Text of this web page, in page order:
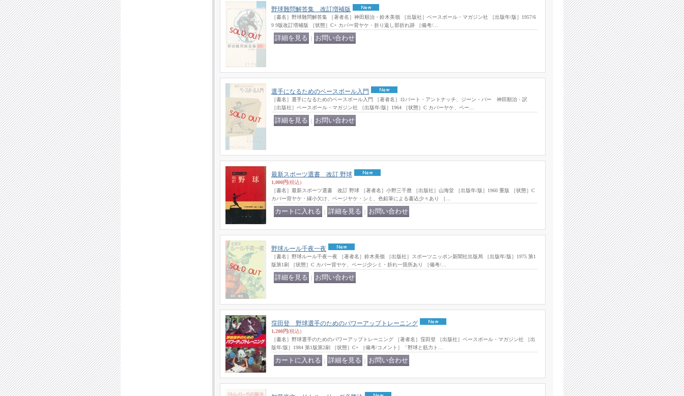
野球難問解答集 改訂増補版
［書名］野球難問解答集 ［著者名］神田順治・鈴木美嶺 ［出版社］ベースボール・マガジン社 ［出版年/版］1957/6
9 9版改訂増補版 ［状態］C+ カバー背ヤケ・折り返し部折れ跡 ［備考/…
選手になるためのベースボール入門
［書名］選手になるためのベースボール入門 ［著者名］ロバート・アントナッチ、ジーン・バー 神田順治・訳
［出版社］ベースボール・マガジン社 ［出版年/版］1964 ［状態］C カバーヤケ、ペー…
最新スポーツ選書 改訂 野球
1,000円(税込)
［書名］最新スポーツ選書 改訂 野球 ［著者名］小野三千麿 ［出版社］山海堂 ［出版年/版］1960 重版 ［状態］C
カバー背ヤケ・縁小欠け、ページヤケ・シミ、色鉛筆による書込少々あり ［…
野球ルール千夜一夜
［書名］野球ルール千夜一夜 ［著者名］鈴木美嶺 ［出版社］スポーツニッポン新聞社出版局 ［出版年/版］1975 第1
版第1刷 ［状態］C カバー背ヤケ、ページ少シミ・折れ一箇所あり ［備考/…
窪田登 野球選手のためのパワーアップトレーニング
1,200円(税込)
［書名］野球選手のためのパワーアップトレーニング ［著者名］窪田登 ［出版社］ベースボール・マガジン社 ［出
版年/版］1984 第1版第2刷 ［状態］C+ ［備考/コメント］「野球と筋力ト…